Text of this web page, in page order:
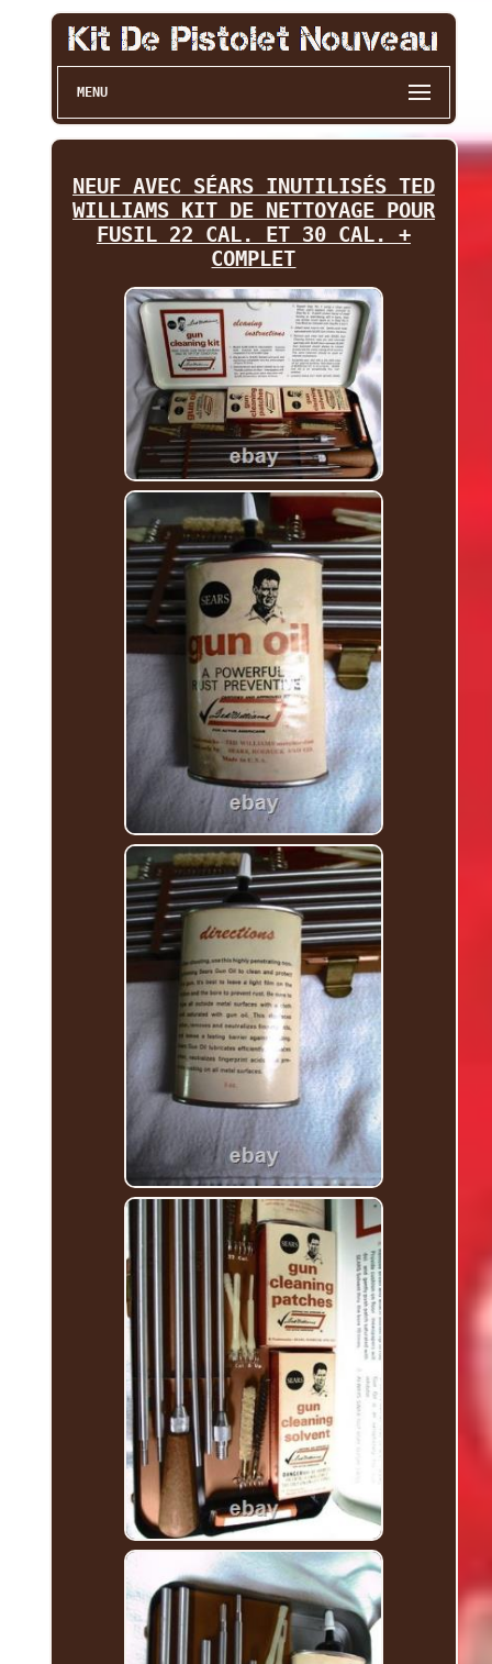
MENU
NEUF AVEC SÉARS INUTILISÉS TED
WILLIAMS KIT DE NETTOYAGE POUR
FUSIL 22 CAL. ET 30 CAL. +
COMPLET